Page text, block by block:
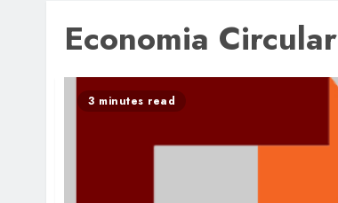
Economia Circular
3 minutes read